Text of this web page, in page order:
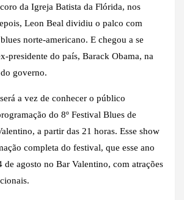
da Igreja Batista da Flórida, nos
Leon Beal dividiu o palco com
norte-americano. E chegou a se
presidente do país, Barack Obama, na
governo.
a vez de conhecer o público
do 8º Festival Blues de
a partir das 21 horas. Esse show
completa do festival, que esse ano
de agosto no Bar Valentino, com atrações